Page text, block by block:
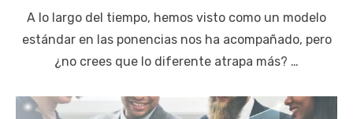
A lo largo del tiempo, hemos visto como un modelo
estándar en las ponencias nos ha acompañado, pero
¿no crees que lo diferente atrapa más? …